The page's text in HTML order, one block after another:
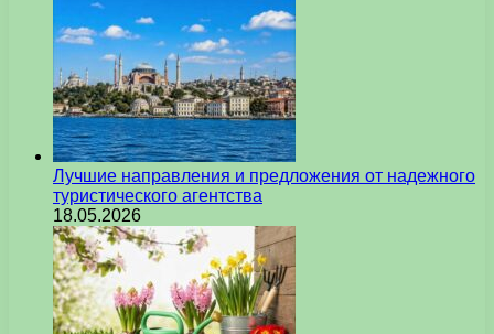
Лучшие направления и предложения от надежного
туристического агентства
18.05.2026